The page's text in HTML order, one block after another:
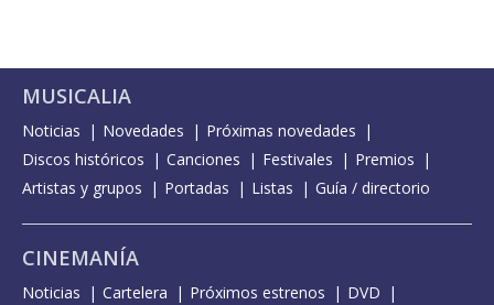
MUSICALIA
Noticias Novedades
Próximas novedades
Discos históricos
Canciones Festivales
Premios
Artistas y grupos
Portadas Listas Guía / directorio
CINEMANÍA
Noticias Cartelera Próximos estrenos
DVD